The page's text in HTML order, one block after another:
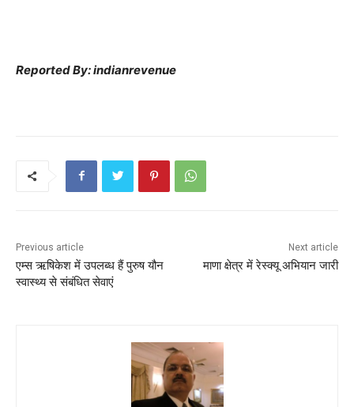
Reported By: indianrevenue
Previous article
एम्स ऋषिकेश में उपलब्ध हैं पुरुष यौन
स्वास्थ्य से संबंधित सेवाएं
Next article
माणा क्षेत्र में रेस्क्यू अभियान जारी